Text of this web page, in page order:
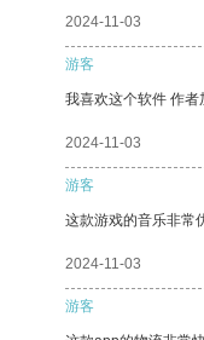
2024-11-03
游客
我喜欢这个软件 作者
2024-11-03
游客
这款游戏的音乐非常
2024-11-03
游客